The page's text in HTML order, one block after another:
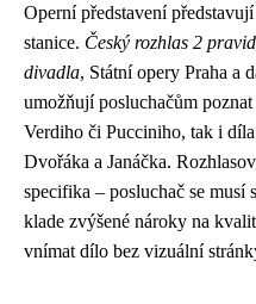
Operní představení
stanice. Český rozhlas 2
divadla, Státní opery Praha a
umožňují posluchačům
Verdiho či Pucciniho, tak i
Dvořáka a Janáčka.
specifika – posluchač se musí
klade zvýšené nároky na
vnímat dílo bez vizuální